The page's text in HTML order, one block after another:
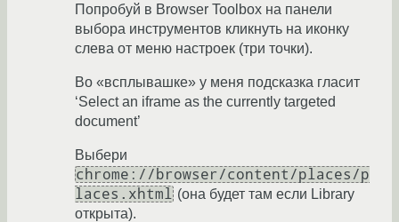
Попробуй в Browser Toolbox на панели
выбора инструментов кликнуть на иконку
слева от меню настроек (три точки).
Во «всплывашке» у меня подсказка гласит
‘Select an iframe as the currently targeted
document’
Выбери
chrome://browser/content/places/p
laces.xhtml
(она будет там если Library
открыта).